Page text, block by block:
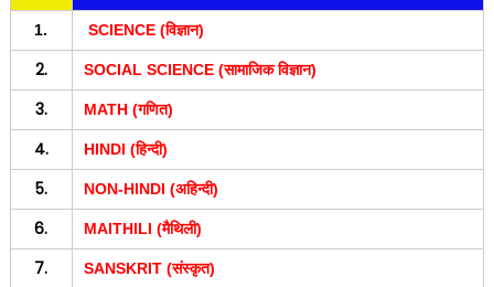
1. SCIENCE (विज्ञान)
2. SOCIAL SCIENCE (सामाजिक विज्ञान)
3. MATH (गणित)
4. HINDI (हिन्दी)
5. NON-HINDI (अहिन्दी)
6. MAITHILI (मैथिली)
7. SANSKRIT (संस्कृत)